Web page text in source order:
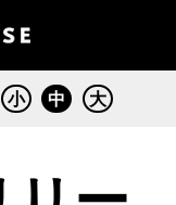
小 中 大